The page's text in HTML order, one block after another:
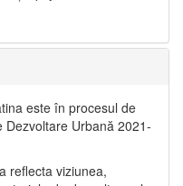
este în procesul de
Urbană 2021‐
reflecta viziunea,